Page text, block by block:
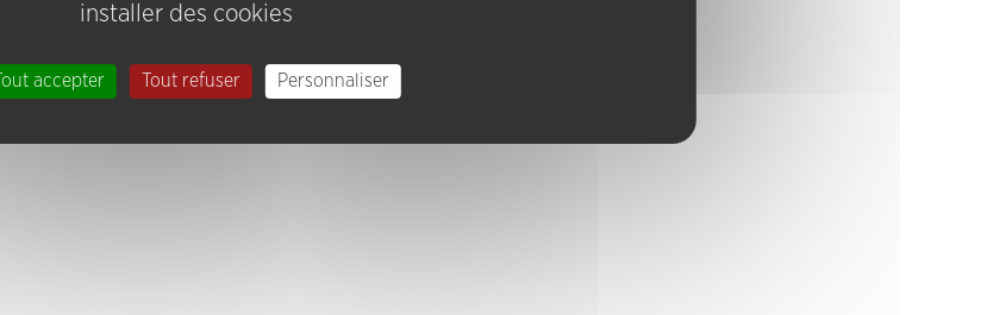
installer des cookies
Tout accepter Tout refuser Personnaliser